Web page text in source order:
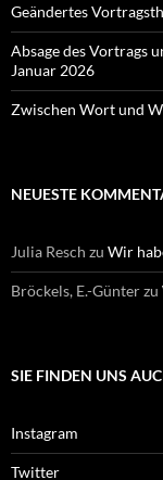
Geändertes
Absage des Vortrags
Januar 2026
Zwischen Wort und
NEUESTE
Julia Resch zu Wir
Bröckels, E.-Günterzu
SIE FINDEN UNS
Instagram
Twitter